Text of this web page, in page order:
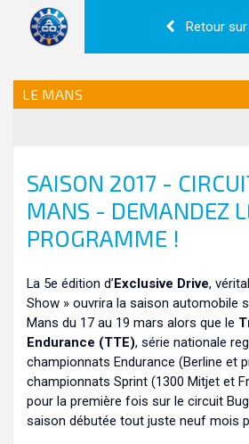
Retour
LE MANS
SAISON 2017 -
MANS - DEMANDEZ
PROGRAMME !
La 5e édition d’Exclusive Drive,
Show » ouvrira la saison automobile
Mans du 17 au 19 mars alors que le
Endurance (TTE), série nationale
championnats Endurance (Berline et
championnats Sprint (1300 Mitjet et
pour la première fois sur le circuit
saison débutée tout juste neuf mois